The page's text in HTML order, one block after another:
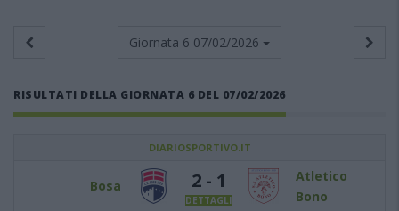
Giornata 6 07/02/2026
RISULTATI DELLA GIORNATA 6 DEL 07/02/2026
DIARIOSPORTIVO.IT
Bosa 2 - 1
DETTAGLI
Atletico
Bono